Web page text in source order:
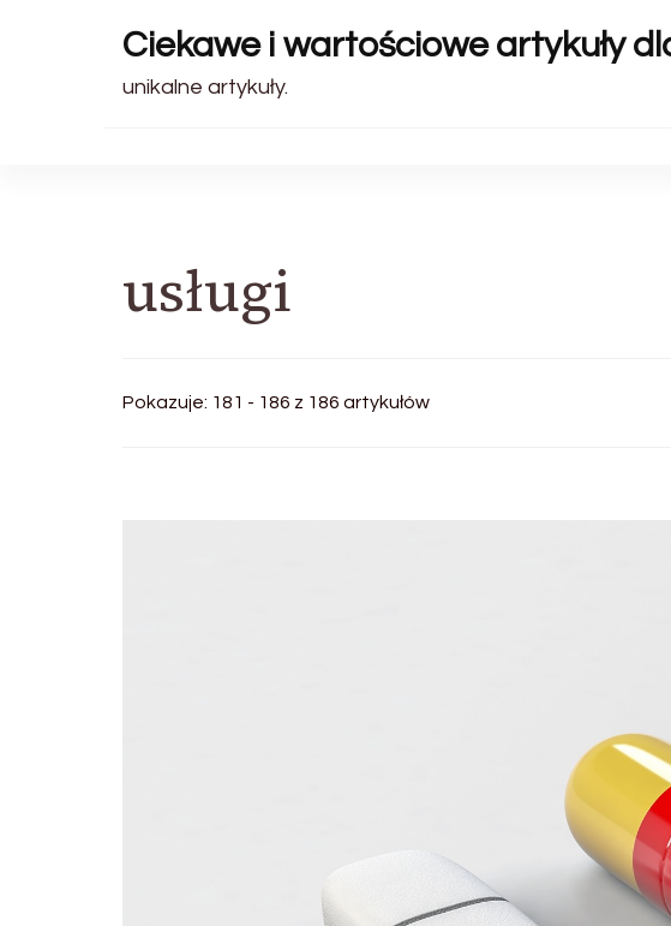
Ciekawe i wartościowe artykuły
unikalne artykuły.
usługi
Pokazuje: 181 - 186 z 186 artykułów